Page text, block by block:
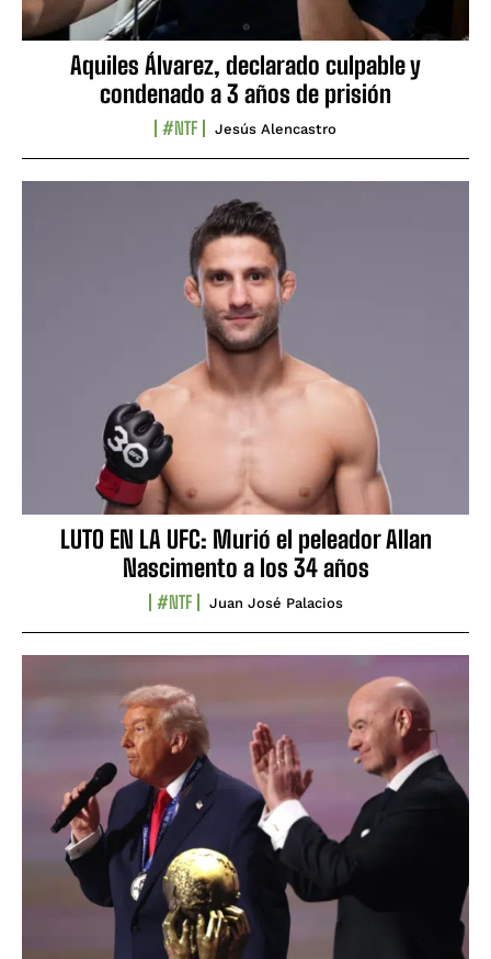
Aquiles Álvarez, declarado culpable y
condenado a 3 años de prisión
#NTF Jesús Alencastro
LUTO EN LA UFC: Murió el peleador Allan
Nascimento a los 34 años
#NTF Juan José Palacios